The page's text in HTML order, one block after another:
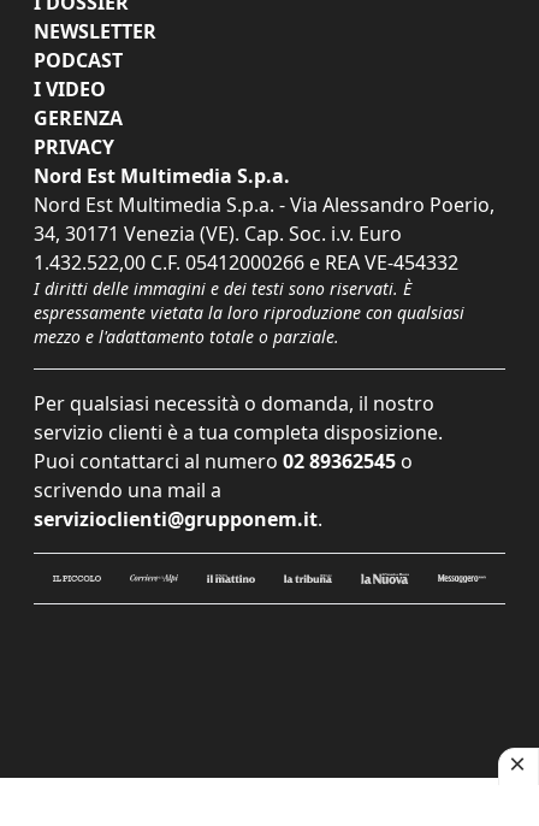
NEWSLETTER
PODCAST
I VIDEO
GERENZA
PRIVACY
Nord Est Multimedia S.p.a.
Nord Est Multimedia S.p.a. - Via Alessandro Poerio,
34, 30171 Venezia (VE). Cap. Soc. i.v. Euro
1.432.522,00 C.F. 05412000266 e REA VE-454332
I diritti delle immagini e dei testi sono riservati. È
espressamente vietata la loro riproduzione con qualsiasi
mezzo e l'adattamento totale o parziale.
Per qualsiasi necessità o domanda, il nostro
servizio clienti è a tua completa disposizione.
Puoi contattarci al numero 02 89362545 o
scrivendo una mail a
servizioclienti@grupponem.it.